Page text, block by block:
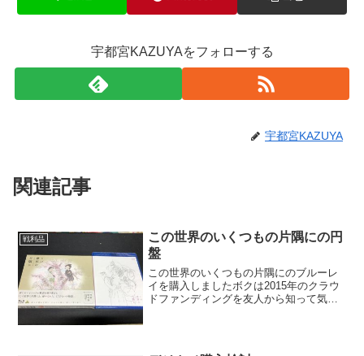
宇都宮KAZUYAをフォローする
宇都宮KAZUYA
関連記事
戦利品
この世界のいくつもの片隅にの円
盤
この世界のいくつもの片隅にのブルーレ
イを購入しましたボクは2015年のクラウ
ドファンディングを友人から知って気に
代さんの直筆サ...